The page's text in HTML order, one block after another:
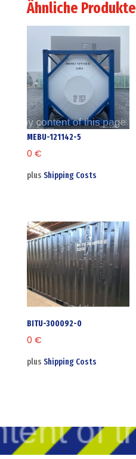
Ähnliche Produkte
MEBU-121142-5
0 €
plus Shipping Costs
BITU-300092-0
0 €
plus Shipping Costs